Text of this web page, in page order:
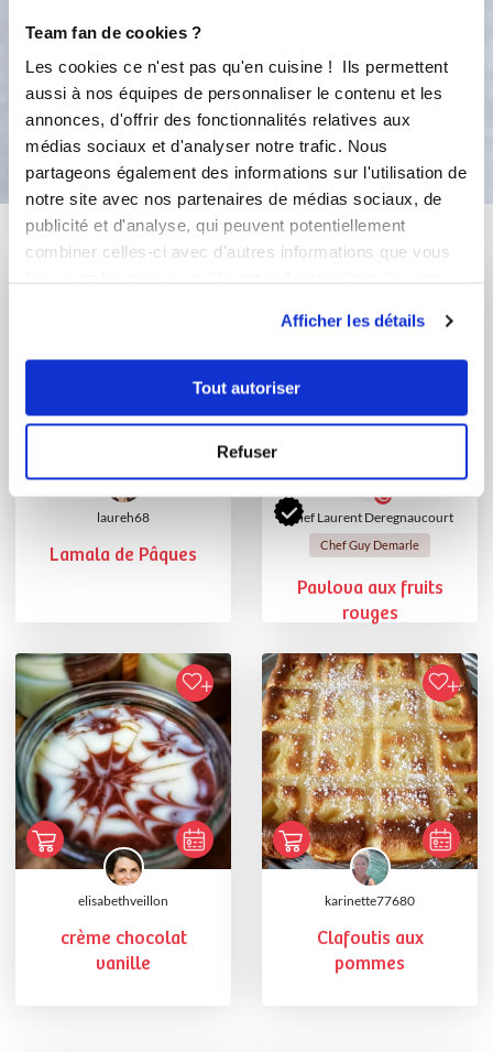
Team fan de cookies ?
Les cookies ce n'est pas qu'en cuisine ! Ils permettent
aussi à nos équipes de personnaliser le contenu et les
annonces, d'offrir des fonctionnalités relatives aux
médias sociaux et d'analyser notre trafic. Nous
partageons également des informations sur l'utilisation de
notre site avec nos partenaires de médias sociaux, de
publicité et d'analyse, qui peuvent potentiellement
combiner celles-ci avec d'autres informations que vous
Afficher les détails
Tout autoriser
Refuser
découper
Bon appétit !
Vous aimerez aussi ...
laureh68
Lamala de Pâques
Chef Laurent Deregnaucourt
Chef Guy Demarle
Pavlova aux fruits
rouges
elisabethveillon
crème chocolat
vanille
karinette77680
Clafoutis aux
pommes